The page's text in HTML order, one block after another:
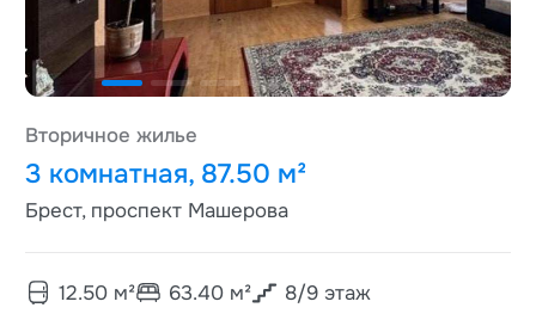
Вторичное жилье
3 комнатная, 87.50 м²
Брест, проспект Машерова
12.50м² 63.40м² 8/9этаж